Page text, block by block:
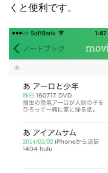
くと便利です。